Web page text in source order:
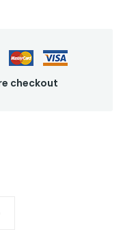
checkout